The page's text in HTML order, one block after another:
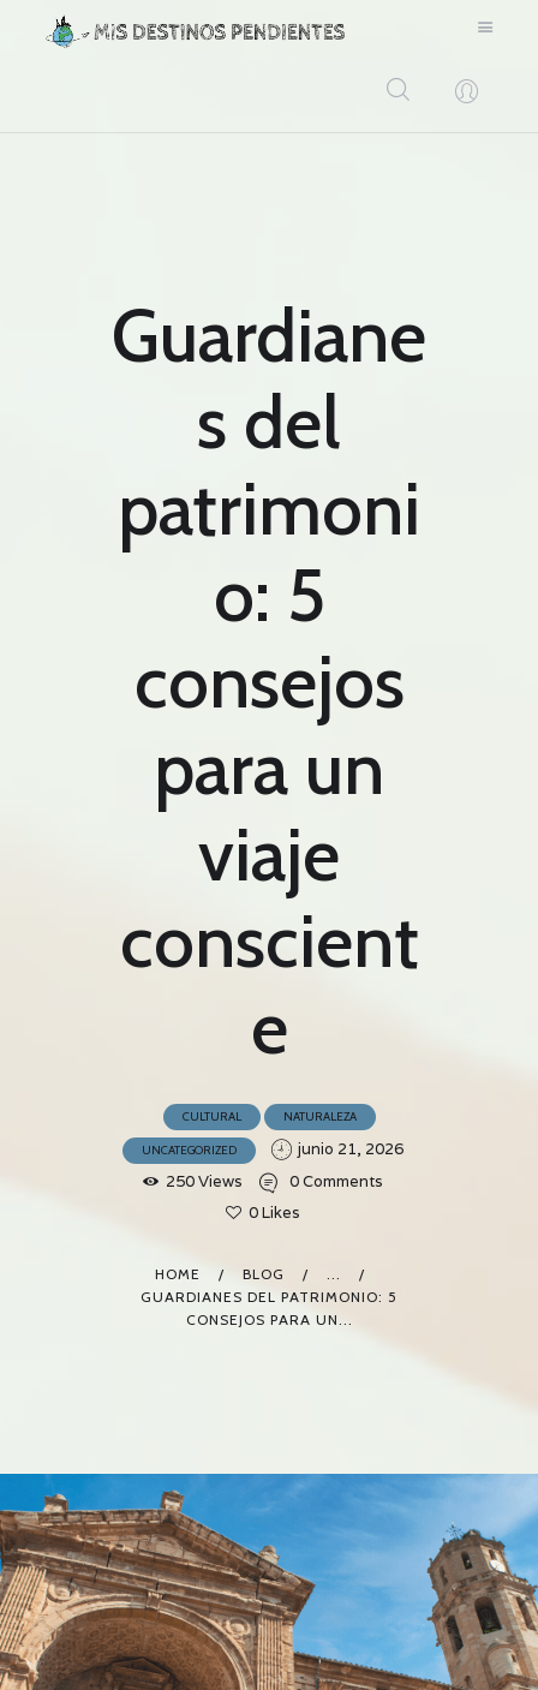
Guardiane
s del
patrimoni
o: 5
consejos
para un
viaje
conscient
e
CULTURAL NATURALEZA
UNCATEGORIZED
junio 21, 2026
250Views 0 Comments
0 Likes
HOME BLOG
GUARDIANES DEL PATRIMONIO: 5
CONSEJOS PARA UN...